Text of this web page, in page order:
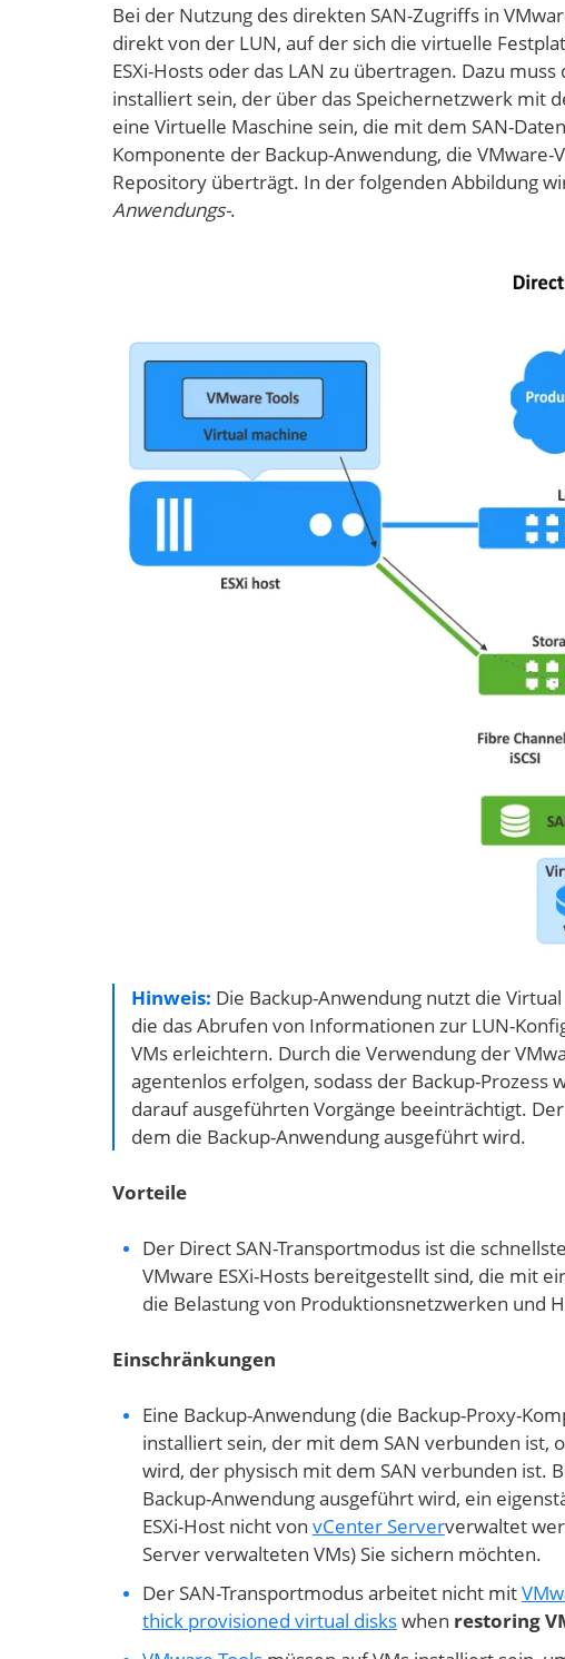
Bei der Nutzung des direkten SAN-Zugriffs in
direkt von der LUN, auf der sich die virtuelle
ESXi-Hosts oder das LAN zu übertragen. Dazu
installiert sein, der über das Speichernetzwerk mit
eine Virtuelle Maschine sein, die mit dem SAN-
Komponente der Backup-Anwendung, die
Repository überträgt. In der folgenden Abbildung
Anwendungs-.
Hinweis: Die Backup-Anwendung nutzt die
die das Abrufen von Informationen zur LUN-
VMs erleichtern. Durch die Verwendung der
agentenlos erfolgen, sodass der Backup-
darauf ausgeführten Vorgänge beeinträchtigt.
dem die Backup-Anwendung ausgeführt wird.
Vorteile
Der Direct SAN-Transportmodus ist die
VMware ESXi-Hosts bereitgestellt sind, die mit
die Belastung von Produktionsnetzwerken und
Einschränkungen
Eine Backup-Anwendung (die Backup-Proxy-
installiert sein, der mit dem SAN verbunden ist,
wird, der physisch mit dem SAN verbunden ist.
Backup-Anwendung ausgeführt wird, ein
ESXi-Host nicht von vCenter Serververwaltet
Server verwalteten VMs) Sie sichern möchten.
Der SAN-Transportmodus arbeitet nicht mit
thick provisioned virtual diskswhen restoring